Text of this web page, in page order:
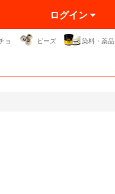
ログイン
ョ ビーズ 染料・薬品